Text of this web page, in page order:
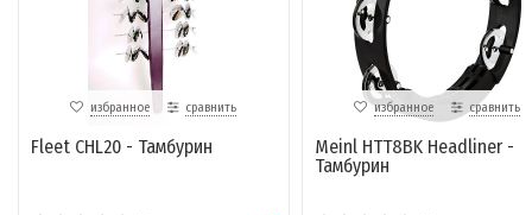
избранное сравнить
Fleet CHL20 - Тамбурин
избранное сравнить
Meinl HTT8BK Headliner -
Тамбурин